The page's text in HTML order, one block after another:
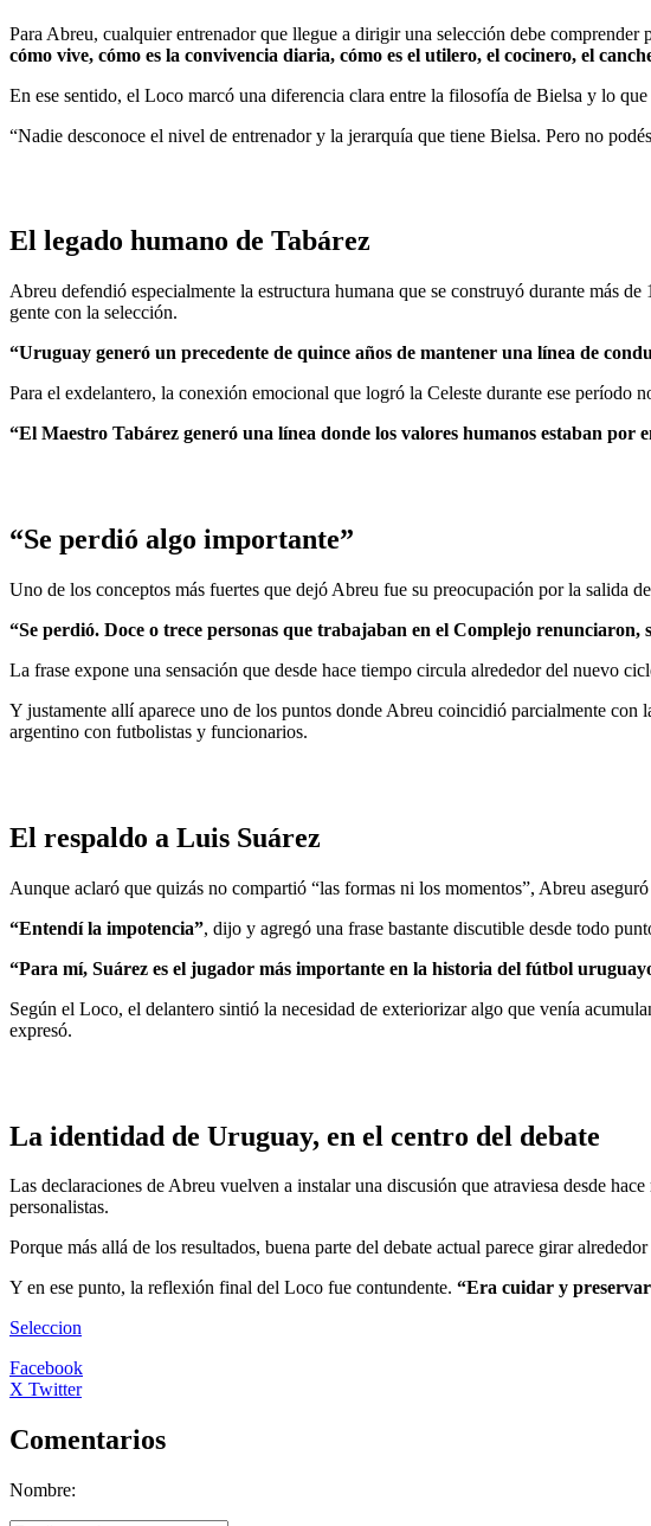
Para Abreu, cualquier entrenador que llegue a dirigir una selección debe
cómo vive, cómo es la convivencia diaria, cómo es el utilero, el cocinero, el
En ese sentido, el Loco marcó una diferencia clara entre la filosofía de Bielsa y lo
“Nadie desconoce el nivel de entrenador y la jerarquía que tiene Bielsa. Pero no
El legado humano de Tabárez
Abreu defendió especialmente la estructura humana que se construyó durante más
gente con la selección.
“Uruguay generó un precedente de quince años de mantener una línea de
Para el exdelantero, la conexión emocional que logró la Celeste durante ese
“El Maestro Tabárez generó una línea donde los valores humanos estaban
“Se perdió algo importante”
Uno de los conceptos más fuertes que dejó Abreu fue su preocupación por la salida
“Se perdió. Doce o trece personas que trabajaban en el Complejo renunciaron,
La frase expone una sensación que desde hace tiempo circula alrededor del nuevo
Y justamente allí aparece uno de los puntos donde Abreu coincidió parcialmente con
argentino con futbolistas y funcionarios.
El respaldo a Luis Suárez
Aunque aclaró que quizás no compartió “las formas ni los momentos”, Abreu
“Entendí la impotencia”, dijo y agregó una frase bastante discutible desde todo
“Para mí, Suárez es el jugador más importante en la historia del fútbol
Según el Loco, el delantero sintió la necesidad de exteriorizar algo que venía
expresó.
La identidad de Uruguay, en el centro del debate
Las declaraciones de Abreu vuelven a instalar una discusión que atraviesa desde
personalistas.
Porque más allá de los resultados, buena parte del debate actual parece girar
Y en ese punto, la reflexión final del Loco fue contundente. “Era cuidar y
Seleccion
Facebook
X Twitter
Comentarios
Nombre: